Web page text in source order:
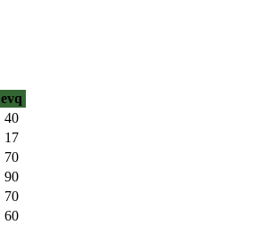
evq
40
17
70
90
70
60